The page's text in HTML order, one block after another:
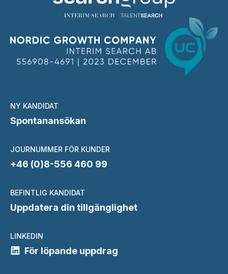
NY KANDIDAT
Spontanansökan
JOURNUMMER FÖR KUNDER
+46 (0)8-556 460 99
BEFINTLIG KANDIDAT
Uppdatera din tillgänglighet
LINKEDIN
För löpande uppdrag